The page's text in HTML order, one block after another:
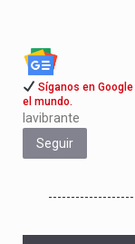
Síganos en
el mundo.
lavibrante
Seguir